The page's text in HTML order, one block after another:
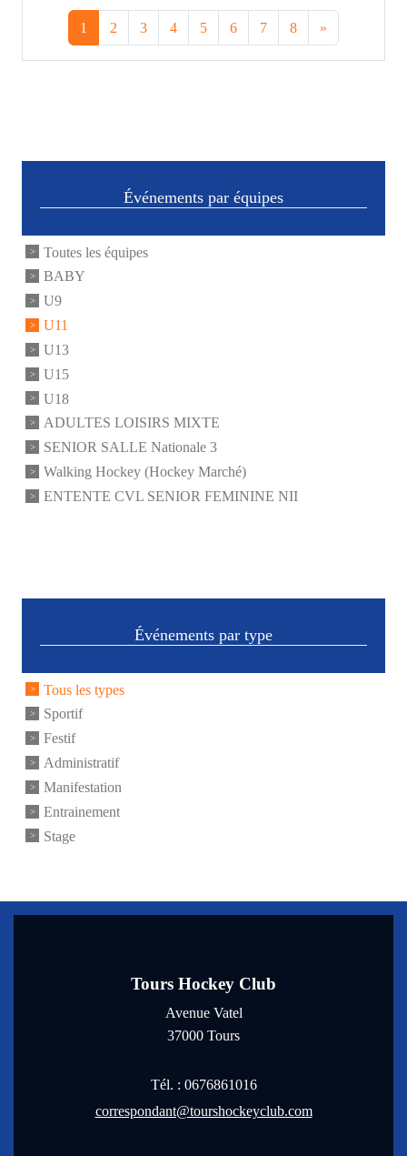
1 2 3 4 5 6 7 8 »
Événements par équipes
Toutes les équipes
BABY
U9
U11
U13
U15
U18
ADULTES LOISIRS MIXTE
SENIOR SALLE Nationale 3
Walking Hockey (Hockey Marché)
ENTENTE CVL SENIOR FEMININE NII
Événements par type
Tous les types
Sportif
Festif
Administratif
Manifestation
Entrainement
Stage
Tours Hockey Club
Avenue Vatel
37000 Tours
Tél. : 0676861016
correspondant@tourshockeyclub.com